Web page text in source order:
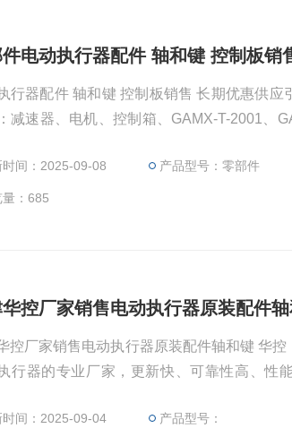
电动执行器配件 轴和键 控制板销
行器配件 轴和键 控制板销售 长期优惠供应
减速器、电机、控制箱、GAMX-T-2001、
GAMX-2007、GAMX-2K系列线路板、制
位器、凸轮机构
时间：2025-09-08 产品型号：零部件
量：685
控厂家销售电动执行器原装配件
控厂家销售电动执行器原装配件轴和键 华
行器的专业厂家，更新快、可靠性高、性
控的电动执行器广泛应用于各个行业，包
时间：2025-09-04 产品型号：